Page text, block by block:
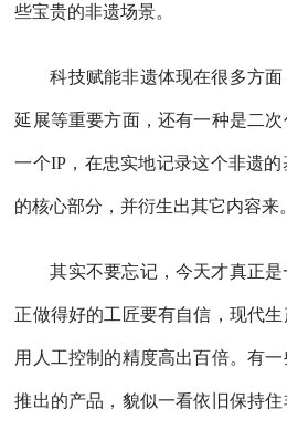
些宝贵的非遗场景。
科技赋能非遗体现在很多方面
延展等重要方面，还有一种是二
一个IP，在忠实地记录这个非遗
的核心部分，并衍生出其它内容来。
其实不要忘记，今天才真正
正做得好的工匠要有自信，现代
用人工控制的精度高出百倍。有
推出的产品，貌似一看依旧保持